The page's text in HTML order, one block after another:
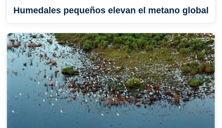
Humedales pequeños elevan el metano global